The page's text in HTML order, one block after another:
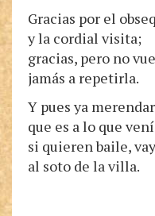
Gracias por el
y la cordial visita;
gracias, pero no
jamás a repetirla.
Y pues ya
que es a lo que
si quieren baile,
al soto de la villa.